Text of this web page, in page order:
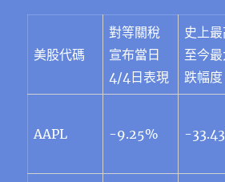
美股代碼
對等關稅
宣布當日
4/4日表現
史上
至今
跌幅度
AAPL -9.25% -